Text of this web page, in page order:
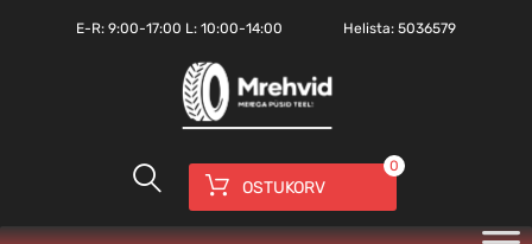
E-R: 9:00-17:00 L: 10:00-14:00 Helista:5036579
OSTUKORV
0